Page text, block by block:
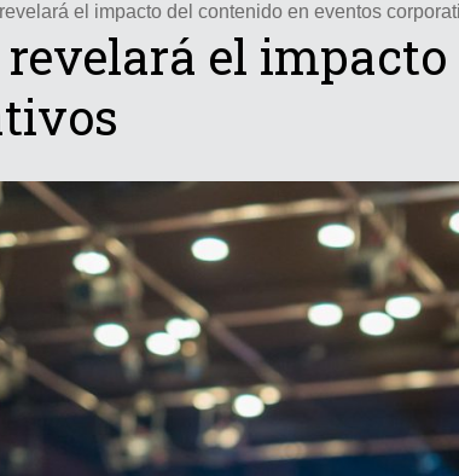
el impacto del contenido en eventos
el